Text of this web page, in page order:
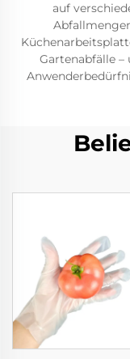
auf
Gartenabfälle